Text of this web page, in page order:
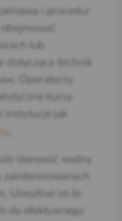
i procedur
lub
dotyczące technik
Operatorzy
kursy
instytucje jak
stanowić ważny
Umożliwi im to
do efektywnego